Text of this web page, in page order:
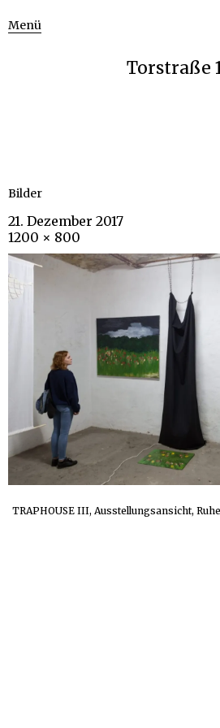
Menü
Torstraße
Bilder
21. Dezember 2017
1200 × 800
TRAPHOUSE III, Ausstellungsansicht,